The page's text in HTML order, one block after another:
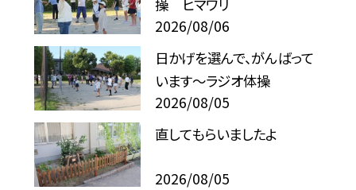
操 ヒマワリ
2026/08/06
日かげを選んで、がんばって
います～ラジオ体操
2026/08/05
直してもらいましたよ
2026/08/05